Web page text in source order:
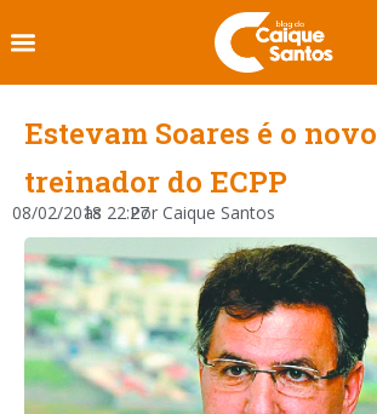
Estevam Soares é o novo
treinador do ECPP
08/02/2018
às 22:27
Por Caique Santos